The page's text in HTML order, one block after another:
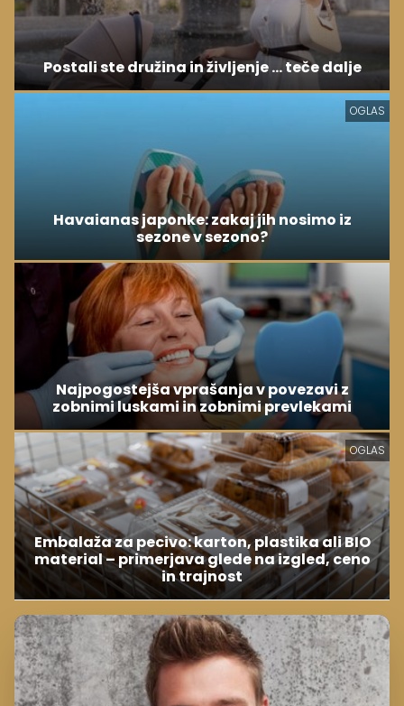
Postali ste družina in življenje ... teče dalje
OGLAS
Havaianas japonke: zakaj jih nosimo iz
sezone v sezono?
Najpogostejša vprašanja v povezavi z
zobnimi luskami in zobnimi prevlekami
OGLAS
Embalaža za pecivo: karton, plastika ali BIO
material – primerjava glede na izgled, ceno
in trajnost